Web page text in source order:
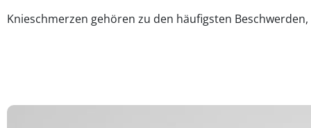
Knieschmerzen gehören zu den häufigsten